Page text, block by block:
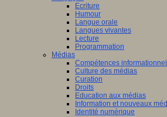
Ecriture
Humour
Langue orale
Langues vivantes
Lecture
Programmation
Médias
Compétences
Culture des médias
Curation
Droits
Education aux médias
Information et nouveaux
Identité numérique